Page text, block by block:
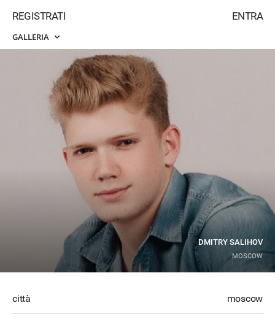
ENTRA
REGISTRATI
GALLERIA
DMITRY SALIHOV
MOSCOW
città moscow